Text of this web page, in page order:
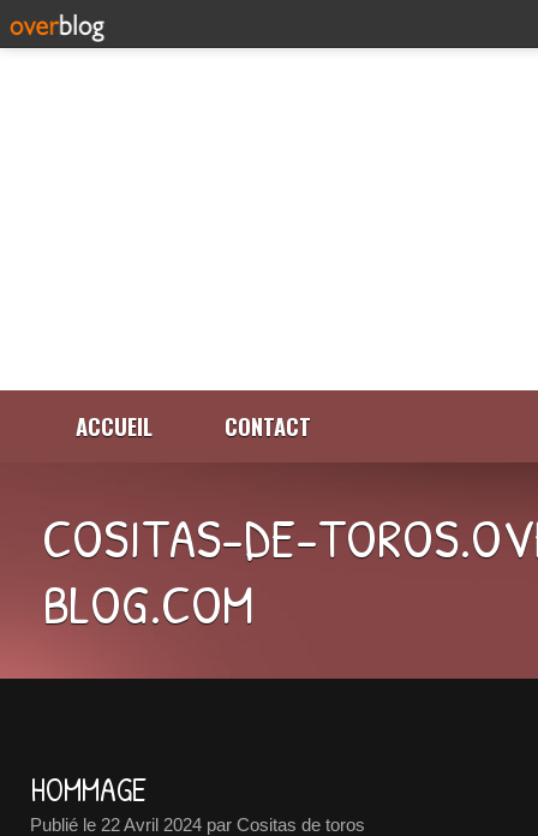
ACCUEIL CONTACT
COSITAS-DE-
BLOG.COM
HOMMAGE
Publié le 22 Avril 2024 par Cositas de toros